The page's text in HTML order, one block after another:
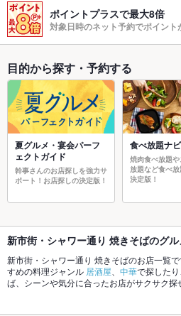
ポイントプラスで最大8倍
対象日時のネット予約でポイント
目的から探す・予約する
夏グルメ・宴会パーフ
ェクトガイド
幹事さんのお店探しを強力サ
ポート！お店探しの決定版！
食べ放題ナ
焼肉食べ放題
放題など食べ
決定版！
新市街・シャワー通り 焼きそばのグ
新市街・シャワー通り 焼きそばのお店一覧
すめの料理ジャンル 居酒屋 中華で探した
ば、シーンや気分に合ったお店がサクサク
もチェックして